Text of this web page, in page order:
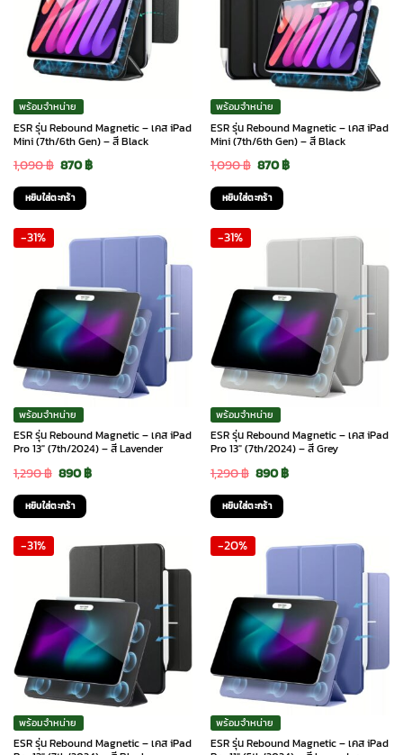
พร้อมจำหน่าย
ESR รุ่น Rebound Magnetic – เคส iPad
Mini (7th/6th Gen) – สี Black
1,090฿ Original
price
was:
1,090 ฿.
870฿Current
870 ฿.
หยิบใส่ตะกร้า
พร้อมจำหน่าย
ESR รุ่น Rebound Magnetic – เคส iPad
Mini (7th/6th Gen) – สี Black
1,090฿ Original
price
was:
1,090 ฿.
870฿Current
870 ฿.
หยิบใส่ตะกร้า
-31%
พร้อมจำหน่าย
ESR รุ่น Rebound Magnetic – เคส iPad
Pro 13″ (7th/2024) – สี Lavender
1,290฿ Original
price
was:
1,290 ฿.
890฿Current
890 ฿.
หยิบใส่ตะกร้า
-31%
พร้อมจำหน่าย
ESR รุ่น Rebound Magnetic – เคส iPad
Pro 13″ (7th/2024) – สี Grey
1,290฿ Original
price
was:
1,290 ฿.
890฿Current
890 ฿.
หยิบใส่ตะกร้า
-31%
พร้อมจำหน่าย
ESR รุ่น Rebound Magnetic – เคส iPad
-20%
พร้อมจำหน่าย
ESR รุ่น Rebound Magnetic – เคส iPad